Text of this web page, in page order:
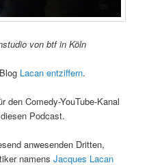
von btf in Köln
Lacan entziffern.
den Comedy-YouTube-Kanal
Podcast.
anwesenden Dritten,
namensJacques Lacan